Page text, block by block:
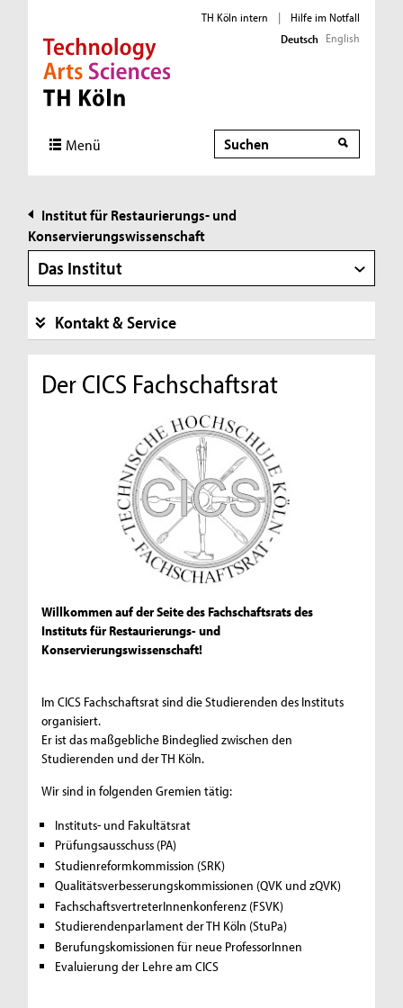
Direkt zur Hauptnavigation
Direkt zur Subnavigation
Direkt zum Inhalt
Direkt zum Fußbereich
TH Köln intern |
Hilfe im Notfall
Deutsch English
Menü Suche
Suche
Institut für Restaurierungs- und
Konservierungswissenschaft
Das Institut
Kontakt & Service
Der CICS Fachschaftsrat
Willkommen auf der Seite des Fachschaftsrats des
Instituts für Restaurierungs- und
Konservierungswissenschaft!
Im CICS Fachschaftsrat sind die Studierenden des Instituts
organisiert.
Er ist das maßgebliche Bindeglied zwischen den
Studierenden und der TH Köln.
Wir sind in folgenden Gremien tätig:
Instituts- und Fakultätsrat
Prüfungsausschuss (PA)
Studienreformkommission (SRK)
Qualitätsverbesserungskommissionen (QVK und zQVK)
FachschaftsvertreterInnenkonferenz (FSVK)
Studierendenparlament der TH Köln (StuPa)
Berufungskomissionen für neue ProfessorInnen
Evaluierung der Lehre am CICS